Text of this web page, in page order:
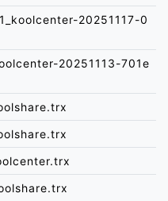
20251117-0
20251113-701e